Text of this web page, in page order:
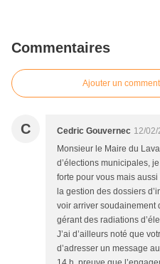
Commentaires
Ajouter un
C Cedric Gouvernec 12/
Monsieur le Maire du
d’élections municipales,
forte pour vous mais
la gestion des dossiers
voir arriver soudainement
gérant des radiations
J’ai d’ailleurs noté que
d’adresser un message